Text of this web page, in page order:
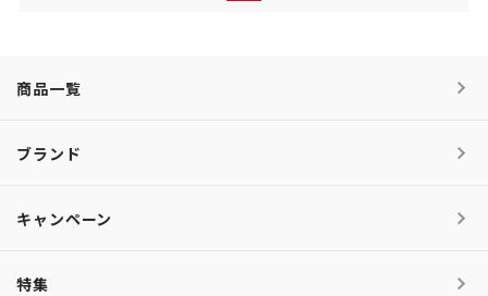
商品一覧
ブランド
キャンペーン
特集